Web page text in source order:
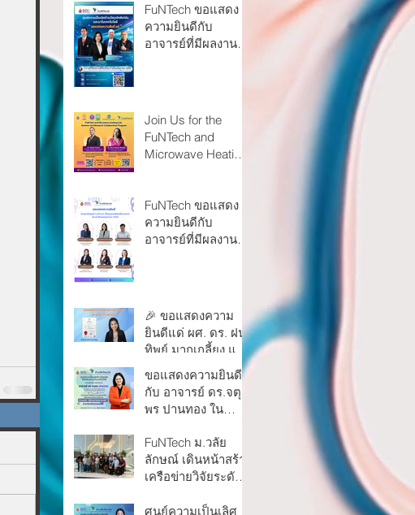
FuNTech ขอแสดง
ความยินดีกับ
อาจารย์ที่มีผลงาน
Join Us for the
FuNTech and
Microwave Heating
Collaboration
Program
FuNTech ขอแสดง
ความยินดีกับ
อาจารย์ที่มีผลงาน
2569
🎉 ขอแสดงความ
ยินดีแด่ ผศ. ดร. ฝน
ทิพย์ มากเกลี้ยง และ
คณะ ในโอกาสได้รับ
อนุสิทธิบัตร
ขอแสดงความยินดี
กับ อาจารย์ ดร.จตุ
พร ปานทอง ใน
เป็น “ผู้ช่วย
ศาสตราจารย์”
FuNTech ม.วลัย
ลักษณ์ เดินหน้าสร้าง
เครือข่ายวิจัยระดับ
มือกับ NANOTEC
ศูนย์ความเป็นเลิศ